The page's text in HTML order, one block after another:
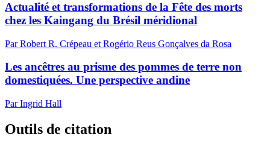
Actualité et transformations de la Fête des morts
chez les Kaingang du Brésil méridional
Par Robert R. Crépeau et Rogério Reus Gonçalves da Rosa
Les ancêtres au prisme des pommes de terre non
domestiquées. Une perspective andine
Par Ingrid Hall
Outils de citation